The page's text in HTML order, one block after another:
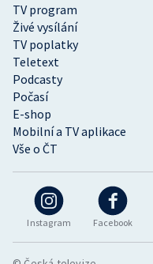
Instagram Facebook
TV program
Živé vysílání
TV poplatky
Teletext
Podcasty
Počasí
E-shop
Mobilní a TV aplikace
Vše o ČT